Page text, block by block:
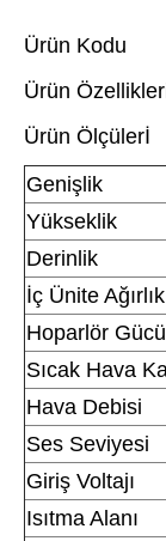
Ürün Kodu :
Ürün
Ürün
Genişlik
Yükseklik
Derinlik
İç Ünite Ağırlık
Hoparlör Gücü
Sıcak Hava
Hava Debisi
Ses Seviyesi
Giriş Voltajı
Isıtma Alanı